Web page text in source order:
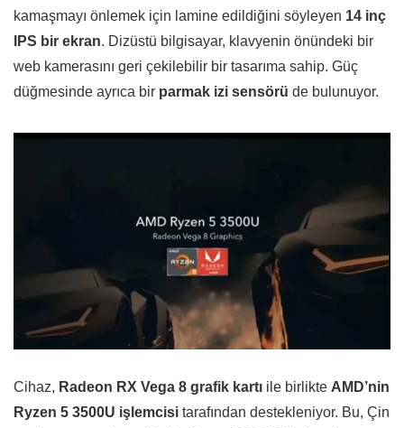
kamaşmayı önlemek için lamine edildiğini söyleyen 14 inç
IPS bir ekran. Dizüstü bilgisayar, klavyenin önündeki bir
web kamerasını geri çekilebilir bir tasarıma sahip. Güç
düğmesinde ayrıca bir parmak izi sensörü de bulunuyor.
Cihaz, Radeon RX Vega 8 grafik kartı ile birlikte AMD’nin
Ryzen 5 3500U işlemcisi tarafından destekleniyor. Bu, Çin